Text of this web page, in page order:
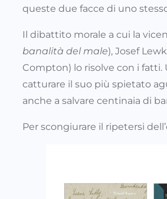
queste due facce di uno
Il dibattito morale a cui la
banalità del male), Josef
Compton) lo risolve con i
catturare il suo più spietato
anche a salvare centinaia di
Per scongiurare il ripetersi